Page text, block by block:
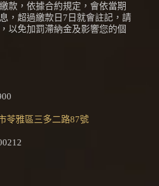
款，依據合約規定，會依當期
，超過繳款日7日就會註記，請
以免加罰滯納金及影響您的個
苓雅區三多二路87號